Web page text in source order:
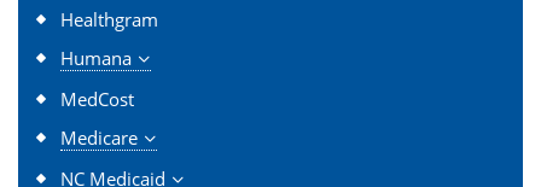
Healthgram
Humana
MedCost
Medicare
NC Medicaid